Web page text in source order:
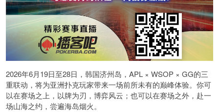
2026年6月19日至28日，韩国济州岛，APL × WSOP × GG的三
重联动，将为亚洲扑克玩家带来一场前所未有的巅峰体验。 你可
以在赛场之上，以牌为刃，博弈风云；也可以在赛场之外，赴一
场山海之约，尝遍海岛烟火。